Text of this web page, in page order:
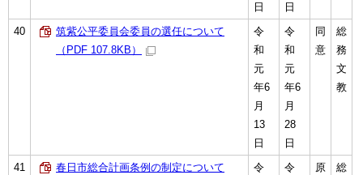
日
日
40
筑紫公平委員会委員の選任について
（PDF 107.8KB）
令
和
元
年6
月
13
日
令
和
元
年6
月
28
日
同
意
総
務
文
教
41
春日市総合計画条例の制定について
令
令
原
総